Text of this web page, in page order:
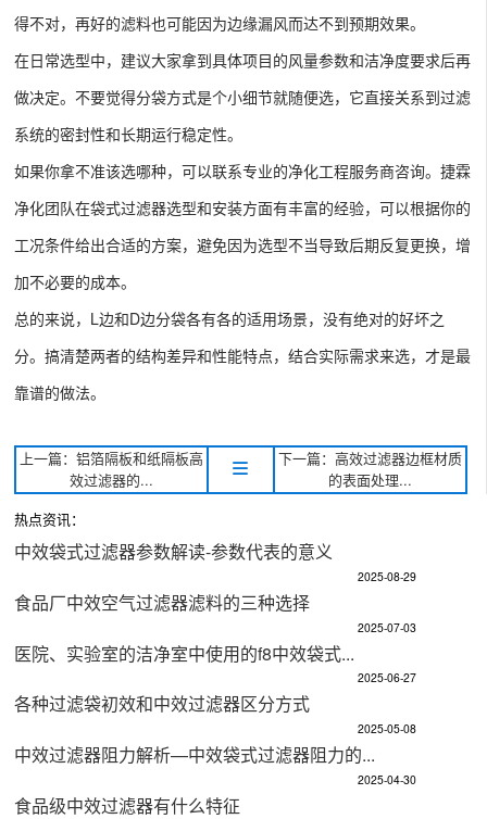
得不对，再好的滤料也可能因为边缘漏风而达不到预期效果。
在日常选型中，建议大家拿到具体项目的风量参数和洁净度要求后再
做决定。不要觉得分袋方式是个小细节就随便选，它直接关系到过滤
系统的密封性和长期运行稳定性。
如果你拿不准该选哪种，可以联系专业的净化工程服务商咨询。捷霖
净化团队在袋式过滤器选型和安装方面有丰富的经验，可以根据你的
工况条件给出合适的方案，避免因为选型不当导致后期反复更换，增
加不必要的成本。
总的来说，L边和D边分袋各有各的适用场景，没有绝对的好坏之
分。搞清楚两者的结构差异和性能特点，结合实际需求来选，才是最
靠谱的做法。
上一篇：铝箔隔板和纸隔板高
效过滤器的...
下一篇：高效过滤器边框材质
的表面处理...
热点资讯：
中效袋式过滤器参数解读-参数代表的意义
2025-08-29
食品厂中效空气过滤器滤料的三种选择
2025-07-03
医院、实验室的洁净室中使用的f8中效袋式...
2025-06-27
各种过滤袋初效和中效过滤器区分方式
2025-05-08
中效过滤器阻力解析—中效袋式过滤器阻力的...
2025-04-30
食品级中效过滤器有什么特征